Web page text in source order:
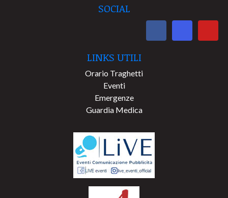
SOCIAL
LINKS UTILI
Orario Traghetti
Eventi
Emergenze
Guardia Medica